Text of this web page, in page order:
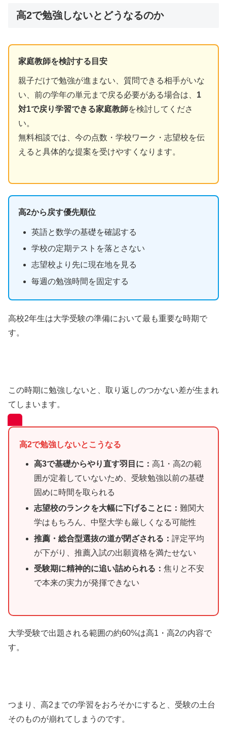
高2で勉強しないとどうなるのか
家庭教師を検討する目安
親子だけで勉強が進まない、質問できる相手がいな
い、前の学年の単元まで戻る必要がある場合は、 1
対1で戻り学習できる家庭教師を検討してくださ
い。
無料相談では、今の点数・学校ワーク・志望校を伝
えると具体的な提案を受けやすくなります。
高2から戻す優先順位
英語と数学の基礎を確認する
学校の定期テストを落とさない
志望校より先に現在地を見る
毎週の勉強時間を固定する
高校2年生は大学受験の準備において最も重要な時期で
す。
この時期に勉強しないと、取り返しのつかない差が生まれ
てしまいます。
高2で勉強しないとこうなる
高3で基礎からやり直す羽目に：高1・高2の範
囲が定着していないため、受験勉強以前の基礎
固めに時間を取られる
志望校のランクを大幅に下げることに：難関大
学はもちろん、中堅大学も厳しくなる可能性
推薦・総合型選抜の道が閉ざされる：評定平均
が下がり、推薦入試の出願資格を満たせない
受験期に精神的に追い詰められる：焦りと不安
で本来の実力が発揮できない
大学受験で出題される範囲の約60%は高1・高2の内容で
す。
つまり、高2までの学習をおろそかにすると、受験の土台
そのものが崩れてしまうのです。